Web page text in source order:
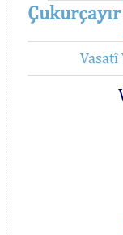
Çukurçayır
Vasatî